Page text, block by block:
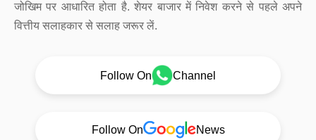
जोखिम पर आधारित होता है. शेयर बाजार में निवेश करने से पहले अपने
वित्तीय सलाहकार से सलाह जरूर लें.
Follow On Channel
Follow On News